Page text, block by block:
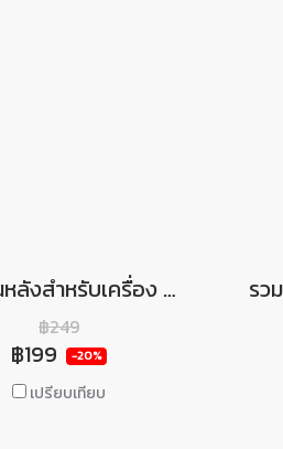
เคสด้านหลังสำหรับเครื่อง PS Vita 2000 งาน Tpu นิ่ม CASE For PSVITA 2000
฿249
฿199 -20%
เปรียบเทียบ